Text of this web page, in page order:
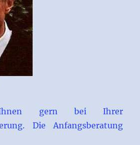
gern bei Ihrer
Die Anfangsberatung